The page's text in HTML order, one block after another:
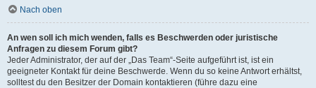
Nach oben
An wen soll ich mich wenden, falls es Beschwerden oder juristische
Anfragen zu diesem Forum gibt?
Jeder Administrator, der auf der „Das Team“-Seite aufgeführt ist, ist ein
geeigneter Kontakt für deine Beschwerde. Wenn du so keine Antwort erhältst,
solltest du den Besitzer der Domain kontaktieren (führe dazu eine